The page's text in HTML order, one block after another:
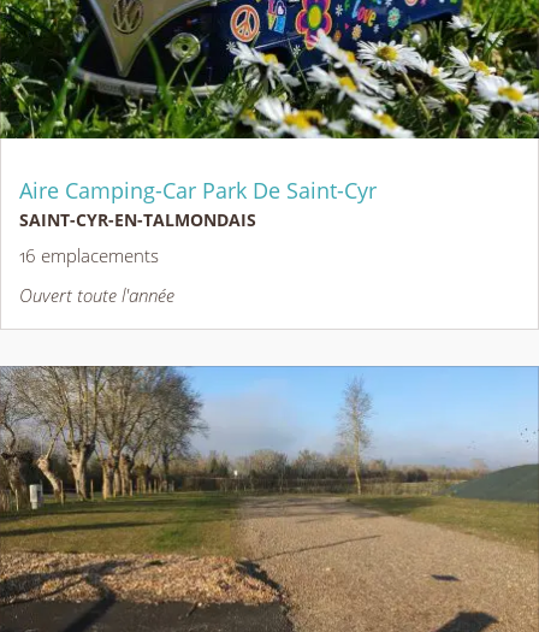
Aire Camping-Car Park De Saint-Cyr
SAINT-CYR-EN-TALMONDAIS
16 emplacements
Ouvert toute l'année